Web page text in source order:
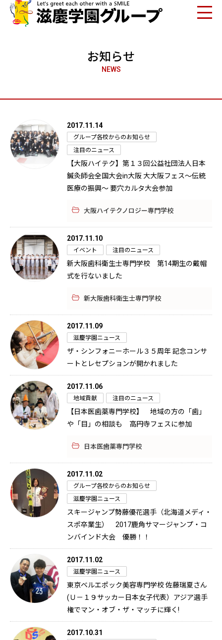
お知らせ
NEWS
2017.11.14
グループ各校からのお知らせ
注目のニュース
【大阪ハイテク】第１３回公益社団法人日本
鍼灸師会全国大会in大阪 大大阪フェス～伝統
医療の振興～ 要穴カルタ大会参加
大阪ハイテクノロジー専門学校
2017.11.10
イベント 注目のニュース
新大阪歯科衛生士専門学校 第14期生の戴帽
式を行ないました
新大阪歯科衛生士専門学校
2017.11.09
滋慶学園ニュース
ザ・シンフォニーホール３５周年 記念コンサ
ートとレセプションが開かれました
2017.11.06
地域貢献 注目のニュース
【日本医歯薬専門学校】 地域の方の「歯」
や「目」の相談も 高円寺フェスに参加
日本医歯薬専門学校
2017.11.02
グループ各校からのお知らせ
滋慶学園ニュース
スキージャンプ勢藤優花選手（北海道メディ・
スポ卒業生） 2017鹿角サマージャンプ・コ
ンバインド大会 優勝！！
2017.11.02
滋慶学園ニュース
東京ベルエポック美容専門学校 佐藤瑞夏さん
(Ｕ－１９サッカー日本女子代表）アジア選手
権でマン・オブ・ザ・マッチに輝く!
2017.10.31